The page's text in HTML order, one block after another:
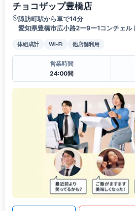
チョコザップ豊橋店
諏訪町駅から車で14分
愛知県豊橋市広小路2ー9ー1コンチェル
体組成計 Wi-Fi 他店舗利用
営業時間
24:00間